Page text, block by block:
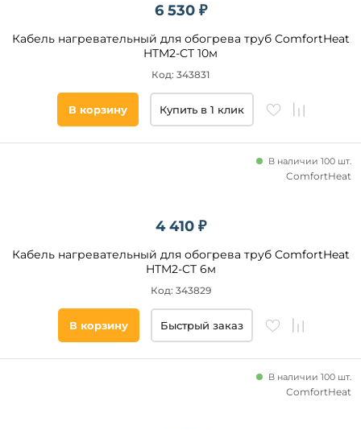
6 530 ₽
Кабель нагревательный для обогрева труб ComfortHeat
HTM2-CT 10м
Код: 343831
В корзину Купить в 1 клик
4 410 ₽
Кабель нагревательный для обогрева труб ComfortHeat
HTM2-CT 6м
В наличии 100 шт.
Код: 343829
ComfortHeat
В корзину Быстрый заказ
В наличии 100 шт.
ComfortHeat